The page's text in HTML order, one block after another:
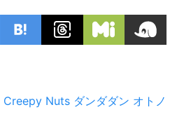
Creepy Nuts ダンダダン オトノ